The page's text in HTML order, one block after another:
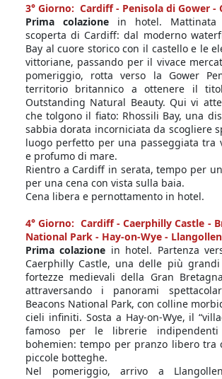
3° Giorno: Cardiff - Penisola di Gower -
Prima colazione in hotel. Mattinata
scoperta di Cardiff: dal moderno
Bay al cuore storico con il castello e le
vittoriane, passando per il vivace
pomeriggio, rotta verso la Gower
territorio britannico a ottenere il
Outstanding Natural Beauty. Qui vi
che tolgono il fiato: Rhossili Bay, una
sabbia dorata incorniciata da scogliere
luogo perfetto per una passeggiata tra
e profumo di mare.
Rientro a Cardiff in serata, tempo per
per una cena con vista sulla baia.
Cena libera e pernottamento in hotel.
4° Giorno: Cardiff - Caerphilly Castle -
National Park - Hay-on-Wye -
Prima colazione in hotel. Partenza
Caerphilly Castle, una delle più
fortezze medievali della Gran
attraversando i panorami
Beacons National Park, con colline
cieli infiniti. Sosta a Hay-on-Wye, il
famoso per le librerie
bohemien: tempo per pranzo libero tra
piccole botteghe.
Nel pomeriggio, arrivo a